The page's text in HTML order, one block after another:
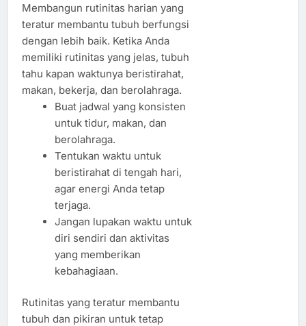
Membangun rutinitas harian yang
teratur membantu tubuh berfungsi
dengan lebih baik. Ketika Anda
memiliki rutinitas yang jelas, tubuh
tahu kapan waktunya beristirahat,
makan, bekerja, dan berolahraga.
Buat jadwal yang konsisten
untuk tidur, makan, dan
berolahraga.
Tentukan waktu untuk
beristirahat di tengah hari,
agar energi Anda tetap
terjaga.
Jangan lupakan waktu untuk
diri sendiri dan aktivitas
yang memberikan
kebahagiaan.
Rutinitas yang teratur membantu
tubuh dan pikiran untuk tetap